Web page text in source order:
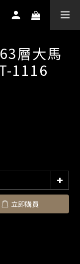
層大馬
1116
立即購買